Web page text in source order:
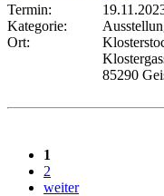
Termin:
Kategorie:
Ort:
85290
1
2
weiter